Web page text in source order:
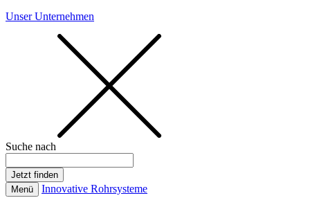
Unser Unternehmen
Suche nach
Menü Innovative Rohrsysteme